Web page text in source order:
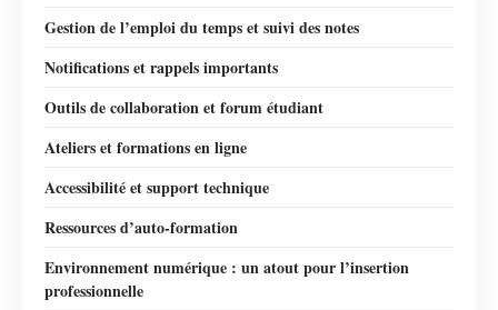
Gestion de l’emploi du temps et suivi des notes
Notifications et rappels importants
Outils de collaboration et forum étudiant
Ateliers et formations en ligne
Accessibilité et support technique
Ressources d’auto-formation
Environnement numérique : un atout pour l’insertion
professionnelle